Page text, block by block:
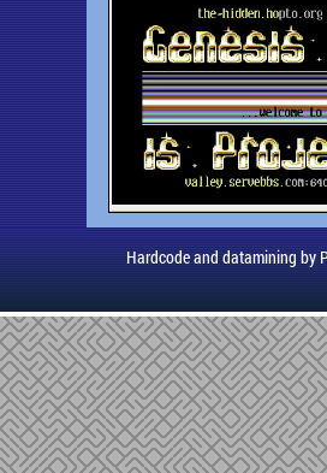
Hardcode and datamining by